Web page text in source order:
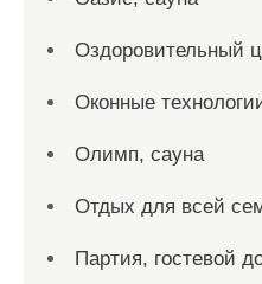
Оздоровительный
Оконные
Олимп, сауна
Отдых для всей
Партия, гостевой